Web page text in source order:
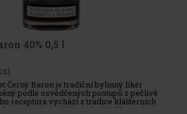
40% 0,5 l
Černý Baron je tradiční bylinný likér
podle osvědčených postupů z pečlivě
receptura vychází z tradice klášterních
ve Středomoří již před několika staletími. M